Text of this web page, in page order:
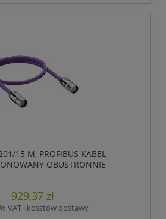
15 M, PROFIBUS KABEL
OBUSTRONNIE
ZŁĄCZE M23, 12 POLOWY.,
929,37 zł
VAT i kosztów dostawy